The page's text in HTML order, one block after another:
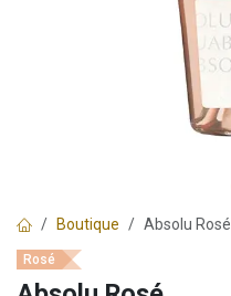
Boutique Absolu Rosé
Rosé